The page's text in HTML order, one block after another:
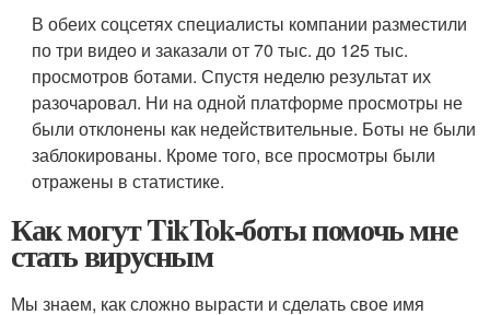
В обеих соцсетях специалисты компании разместили
по три видео и заказали от 70 тыс. до 125 тыс.
просмотров ботами. Спустя неделю результат их
разочаровал. Ни на одной платформе просмотры не
были отклонены как недействительные. Боты не были
заблокированы. Кроме того, все просмотры были
отражены в статистике.
Как могут TikTok-боты помочь мне
стать вирусным
Мы знаем, как сложно вырасти и сделать свое имя